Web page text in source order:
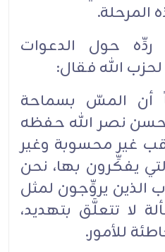
المرحلة.
حول الدعوات
لحزب الله فقال:
أن المسّ بسماحة
حسن نصر الله حفظه
غير محسوبة وغير
يفكِّرون بها، نحن
الذين يروِّجون لمثل
لا تتعلَّق بتهديد،
للأمور.